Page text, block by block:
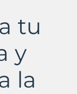
tu
y
la